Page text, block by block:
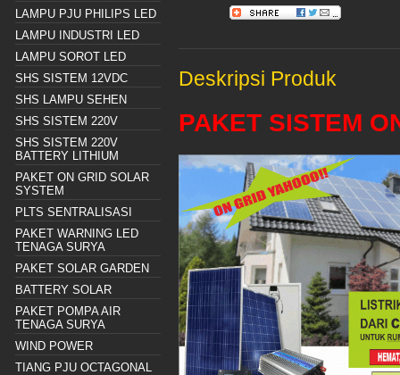
LAMPU PJU PHILIPS LED
LAMPU INDUSTRI LED
LAMPU SOROT LED
SHS SISTEM 12VDC
SHS LAMPU SEHEN
SHS SISTEM 220V
SHS SISTEM 220V
BATTERY LITHIUM
PAKET ON GRID SOLAR
SYSTEM
PLTS SENTRALISASI
PAKET WARNING LED
TENAGA SURYA
PAKET SOLAR GARDEN
BATTERY SOLAR
PAKET POMPA AIR
TENAGA SURYA
WIND POWER
TIANG PJU OCTAGONAL
Deskripsi Produk
PAKET SISTEM